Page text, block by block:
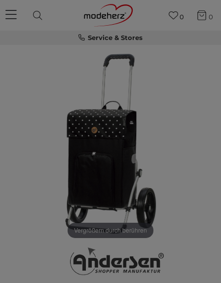
Service & Stores
0 0
Vergrößern durch berühren